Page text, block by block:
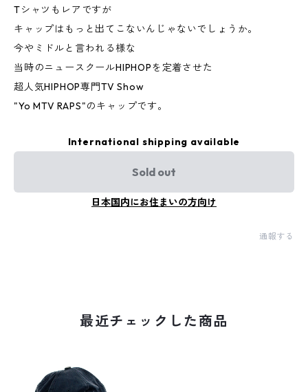
Tシャツもレアですが
キャップはもっと出てこないんじゃないでしょうか。
今やミドルと言われる様な
当時のニュースクールHIPHOPを定着させた
超人気HIPHOP専門TV Show
"Yo MTV RAPS"のキャップです。
International shipping available
Sold out
日本国内にお住まいの方向け
通報する
最近チェックした商品